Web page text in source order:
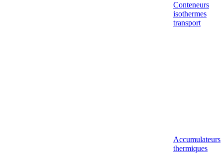
Conteneurs
isothermes
transport
Accumulateurs
thermiques